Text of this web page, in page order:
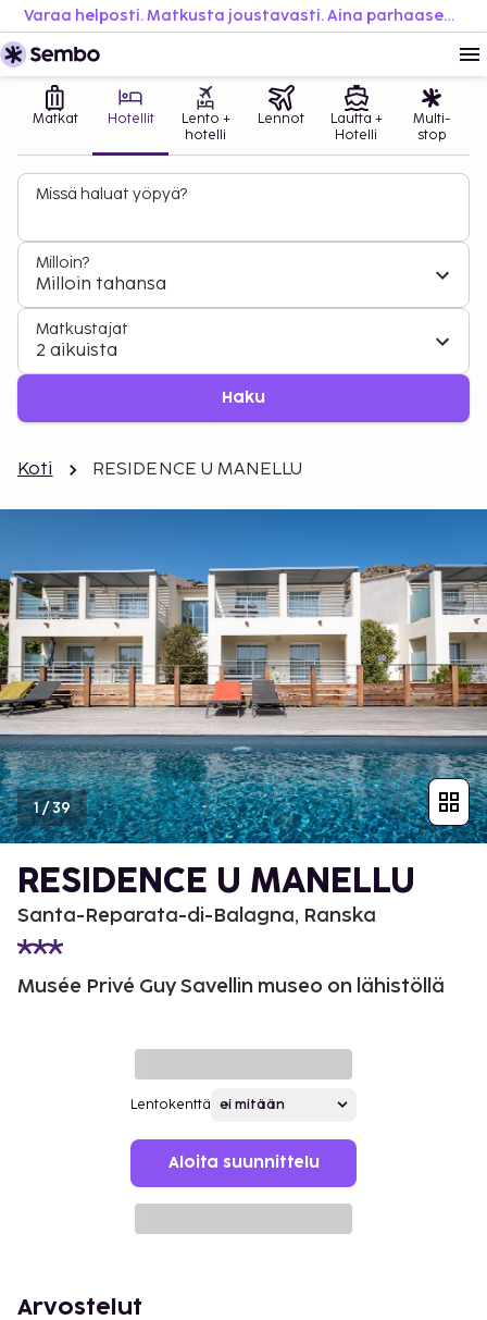
Varaa helposti. Matkusta joustavasti. Aina parhaaseen hintaan.
Matkat Hotellit
Lento +
hotelli
Lennot
Lautta +
Hotelli
Multi-
stop
Missä haluat yöpyä?
Milloin?
Milloin tahansa
Matkustajat
2 aikuista
Haku
Koti RESIDENCE U MANELLU
1/39
RESIDENCE U MANELLU
Santa-Reparata-di-Balagna, Ranska
Musée Privé Guy Savellin museo on lähistöllä
Lentokenttä
Aloita suunnittelu
Arvostelut